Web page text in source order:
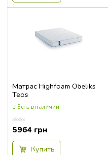
Матрас Highfoam Obeliks
Teos
Есть в наличии
Оценка
0.00
из
5964 грн
Купить